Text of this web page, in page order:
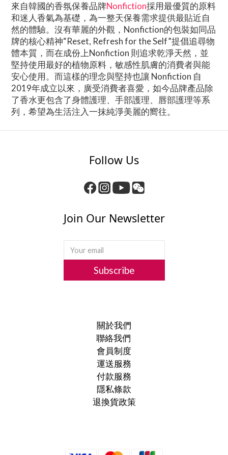
來自韓國的香氛保養品牌Nonfiction採用最優質的原料
和迷人香氣為基礎，為一整天保養需求提供最貼近自
然的體驗。沒有華麗的外觀，Nonfiction的包裝如同品
牌的核心精神“Reset, Refresh for the Self”提倡追尋物
體本質，而在成份上Nonfiction 則追求乾淨天然，並
堅持使用最好的植物原料，敏感性肌膚的消費者與能
安心使用。而這樣的理念與堅持也讓 Nonfiction 自
2019年成立以來，廣受消費者喜愛，如今品牌產品除
了香水更包含了身體護理、手部護理、唇部護理等系
列，希望為生活注入一抹純淨美麗的嚮往。
Follow Us
Join Our Newsletter
Subscribe
關於我們
聯絡我們
會員制度
運送服務
付款服務
隱私條款
退換貨政策